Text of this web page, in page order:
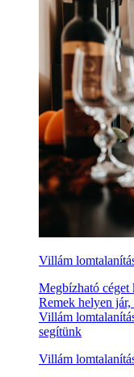
Villám
Megbízható céget
Remek helyen
Villám
segítünk
Villám